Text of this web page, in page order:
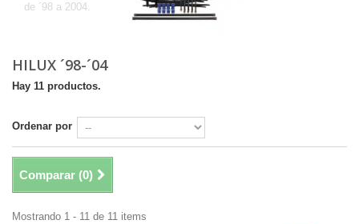
de ´98 a 2004.
HILUX ´98-´04
Hay 11 productos.
Ordenar por
Comparar (0)
Mostrando 1 - 11 de 11 items